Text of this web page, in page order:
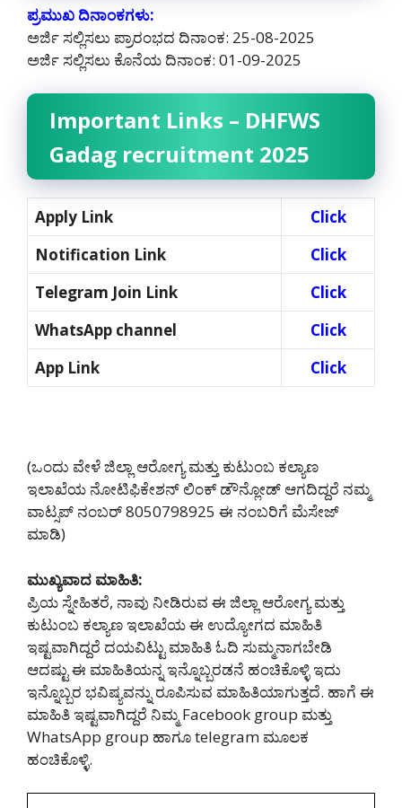
ಪ್ರಮುಖ ದಿನಾಂಕಗಳು:
ಅರ್ಜಿ ಸಲ್ಲಿಸಲು ಪ್ರಾರಂಭದ ದಿನಾಂಕ: 25-08-2025
ಅರ್ಜಿ ಸಲ್ಲಿಸಲು ಕೊನೆಯ ದಿನಾಂಕ: 01-09-2025
Important Links – DHFWS
Gadag recruitment 2025
Apply Link
Click
Notification Link
Click
Telegram Join Link
Click
WhatsApp channel
Click
App Link
Click
(ಒಂದು ವೇಳೆ ಜಿಲ್ಲಾ ಆರೋಗ್ಯ ಮತ್ತು ಕುಟುಂಬ ಕಲ್ಯಾಣ
ಇಲಾಖೆಯ ನೋಟಿಫಿಕೇಶನ್ ಲಿಂಕ್ ಡೌನ್ಲೋಡ್ ಆಗದಿದ್ದರೆ ನಮ್ಮ
ವಾಟ್ಸಪ್ ನಂಬರ್ 8050798925‌ ಈ ನಂಬರಿಗೆ ಮೆಸೇಜ್
ಮಾಡಿ)
ಮುಖ್ಯವಾದ ಮಾಹಿತಿ:
ಪ್ರಿಯ ಸ್ನೇಹಿತರೆ, ನಾವು ನೀಡಿರುವ ಈ ಜಿಲ್ಲಾ ಆರೋಗ್ಯ ಮತ್ತು
ಕುಟುಂಬ ಕಲ್ಯಾಣ ಇಲಾಖೆಯ ಈ ಉದ್ಯೋಗದ ಮಾಹಿತಿ
ಇಷ್ಟವಾಗಿದ್ದರೆ ದಯವಿಟ್ಟು ಮಾಹಿತಿ ಓದಿ ಸುಮ್ಮನಾಗಬೇಡಿ
ಆದಷ್ಟು ಈ ಮಾಹಿತಿಯನ್ನ ಇನ್ನೊಬ್ಬರಡನೆ ಹಂಚಿಕೊಳ್ಳಿ ಇದು
ಇನ್ನೊಬ್ಬರ ಭವಿಷ್ಯವನ್ನು ರೂಪಿಸುವ ಮಾಹಿತಿಯಾಗುತ್ತದೆ. ಹಾಗೆ ಈ
ಮಾಹಿತಿ ಇಷ್ಟವಾಗಿದ್ದರೆ ನಿಮ್ಮ Facebook group ಮತ್ತು
WhatsApp group ಹಾಗೂ telegram ಮೂಲಕ
ಹಂಚಿಕೊಳ್ಳಿ.